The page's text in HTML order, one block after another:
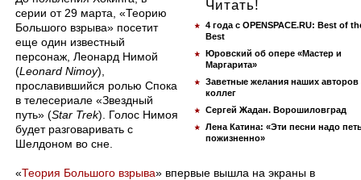
Читать!
4 года с OPENSPACE.RU: Best of
Best
Юровский об опере «Мастер и
Маргарита»
Заветные желания наших авторов
коллег
Сергей Жадан. Ворошиловград
Лена Катина: «Эти песни надо
пожизненно»
серии от 29 марта, «Теорию
Большого взрыва» посетит
еще один известный
персонаж, Леонард Нимой
(Leonard Nimoy),
прославившийся ролью Спока
в телесериале «Звездный
путь» (Star Trek). Голос Нимоя
будет разговаривать с
Шелдоном во сне.
«Теория Большого взрыва» впервые вышла на экраны в